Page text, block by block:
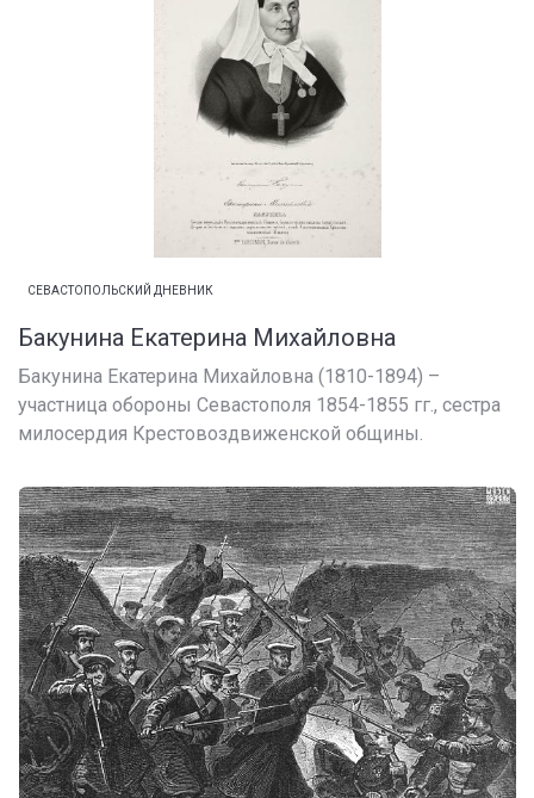
СЕВАСТОПОЛЬСКИЙ ДНЕВНИК
Бакунина Екатерина Михайловна
Бакунина Екатерина Михайловна (1810-1894) –
участница обороны Севастополя 1854-1855 гг., сестра
милосердия Крестовоздвиженской общины.